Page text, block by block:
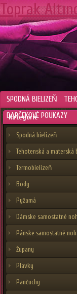
Toprak
SPODNÁ BIELIZEŇ
DARČEKOVÉ POUKAZY
Kategórie
Spodná bielizeň
Tehotenská a materská
Termobielizeň
Body
Pyžamá
Dámske samostatné
Pánske samostatné
Župany
Plavky
Pančuchy